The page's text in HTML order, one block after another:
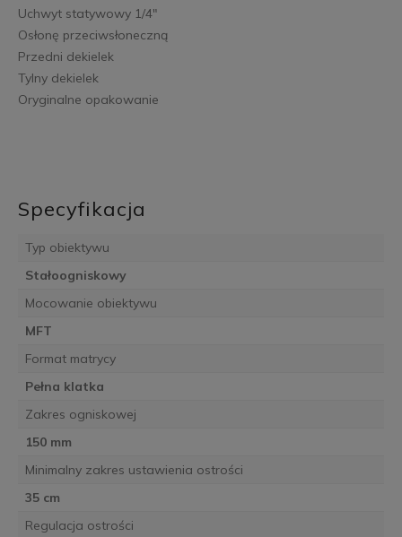
Uchwyt statywowy 1/4"
Osłonę przeciwsłoneczną
Przedni dekielek
Tylny dekielek
Oryginalne opakowanie
Specyfikacja
Typ obiektywu
Stałoogniskowy
Mocowanie obiektywu
MFT
Format matrycy
Pełna klatka
Zakres ogniskowej
150 mm
Minimalny zakres ustawienia ostrości
35 cm
Regulacja ostrości